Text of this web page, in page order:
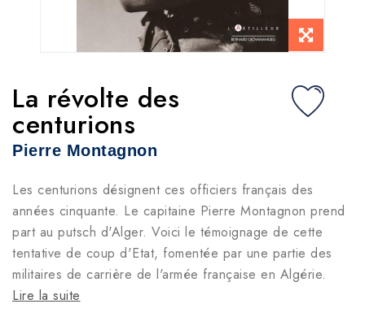
La révolte des
centurions
Pierre Montagnon
Les centurions désignent ces officiers français des
années cinquante. Le capitaine Pierre Montagnon prend
part au putsch d'Alger. Voici le témoignage de cette
tentative de coup d'Etat, fomentée par une partie des
militaires de carrière de l'armée française en Algérie.
Lire la suite